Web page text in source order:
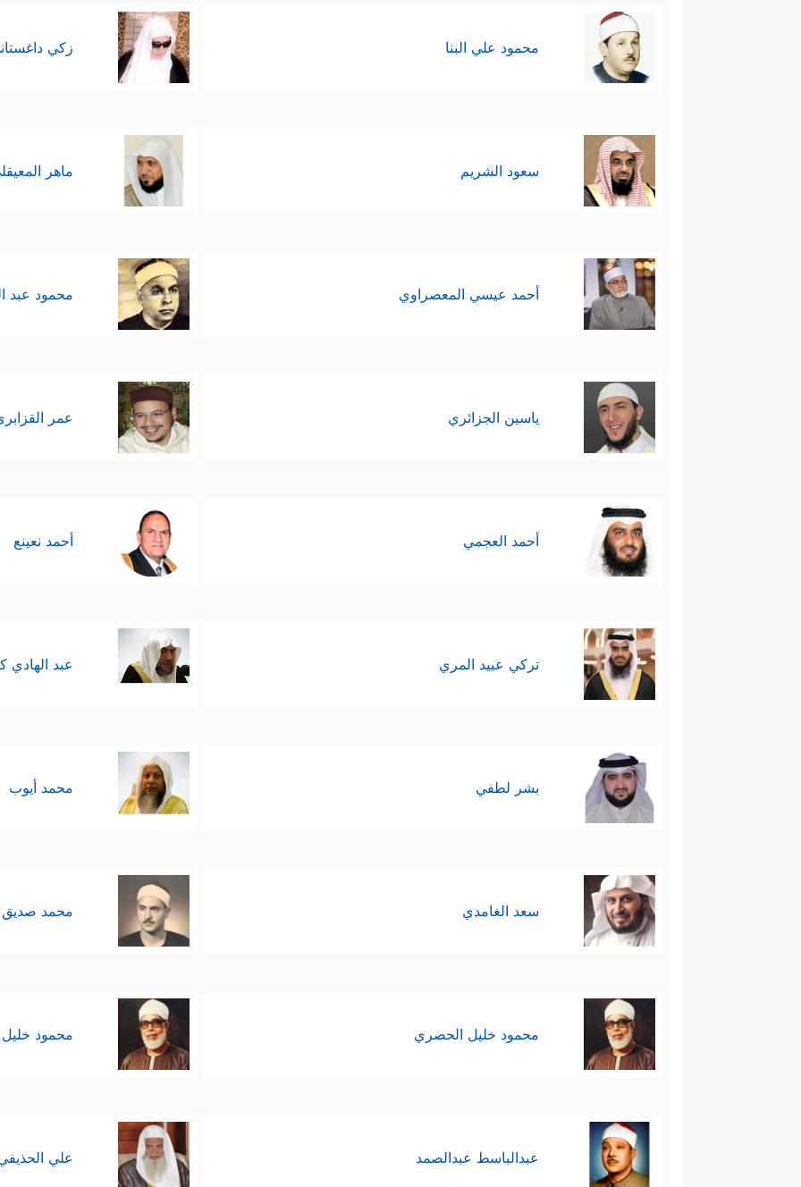
محمود علي البنا زكي
سعود الشريم ماهر
أحمد عيسي المعصراوي محمود عبد
ياسين الجزائري عمر
أحمد العجمي أحمد نعينع
تركي عبيد المري عبد الهادي
بشر لطفي محمد أيوب
سعد الغامدي محمد صديق
محمود خليل الحصري محمود
عبدالباسط عبدالصمد علي